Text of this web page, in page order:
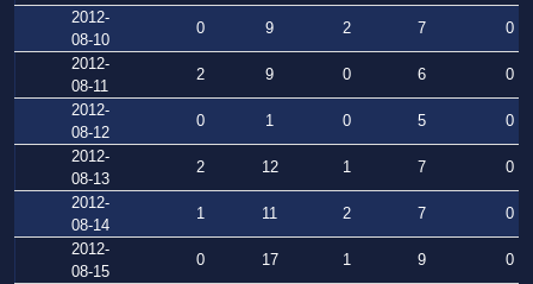
2012-
08-10
0 9 2 7
0
2012-
08-11
2 9 0 6
0
2012-
08-12
0 1 0 5
0
2012-
08-13
2 12 1 7
0
2012-
08-14
1 11 2 7
0
2012-
08-15
0 17 1 9
0